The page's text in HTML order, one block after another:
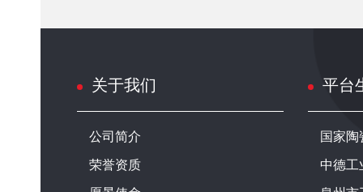
关于我们
公司简介
荣誉资质
平台
国家
中德工